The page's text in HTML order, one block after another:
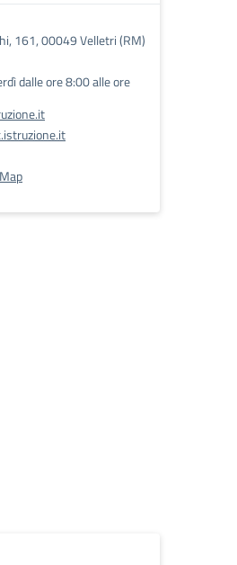
161, 00049 Velletri (RM)
dalle ore 8:00 alle ore